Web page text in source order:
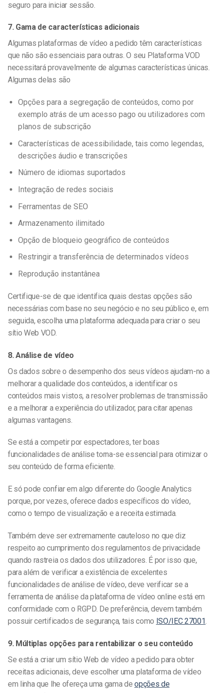
seguro para iniciar sessão.
7. Gama de características adicionais
Algumas plataformas de vídeo a pedido têm características
que não são essenciais para outras. O seu Plataforma VOD
necessitará provavelmente de algumas características únicas.
Algumas delas são
Opções para a segregação de conteúdos, como por
exemplo atrás de um acesso pago ou utilizadores com
planos de subscrição
Características de acessibilidade, tais como legendas,
descrições áudio e transcrições
Número de idiomas suportados
Integração de redes sociais
Ferramentas de SEO
Armazenamento ilimitado
Opção de bloqueio geográfico de conteúdos
Restringir a transferência de determinados vídeos
Reprodução instantânea
Certifique-se de que identifica quais destas opções são
necessárias com base no seu negócio e no seu público e, em
seguida, escolha uma plataforma adequada para criar o seu
sítio Web VOD.
8. Análise de vídeo
Os dados sobre o desempenho dos seus vídeos ajudam-no a
melhorar a qualidade dos conteúdos, a identificar os
conteúdos mais vistos, a resolver problemas de transmissão
e a melhorar a experiência do utilizador, para citar apenas
algumas vantagens.
Se está a competir por espectadores, ter boas
funcionalidades de análise torna-se essencial para otimizar o
seu conteúdo de forma eficiente.
E só pode confiar em algo diferente do Google Analytics
porque, por vezes, oferece dados específicos do vídeo,
como o tempo de visualização e a receita estimada.
Também deve ser extremamente cauteloso no que diz
respeito ao cumprimento dos regulamentos de privacidade
quando rastreia os dados dos utilizadores. É por isso que,
para além de verificar a existência de excelentes
funcionalidades de análise de vídeo, deve verificar se a
ferramenta de análise da plataforma de vídeo online está em
conformidade com o RGPD. De preferência, devem também
possuir certificados de segurança, tais como ISO/IEC 27001.
9. Múltiplas opções para rentabilizar o seu conteúdo
Se está a criar um sítio Web de vídeo a pedido para obter
receitas adicionais, deve escolher uma plataforma de vídeo
em linha que lhe ofereça uma gama deopções de